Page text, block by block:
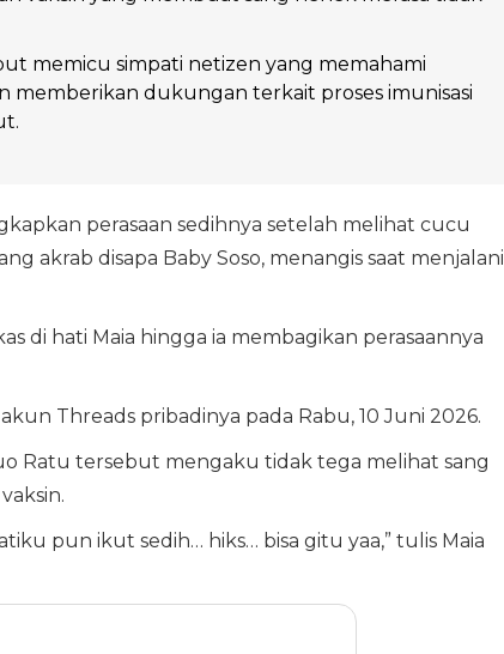
memicu simpati netizen yang memahami
memberikan dukungan terkait proses imunisasi
perasaan sedihnya setelah melihat cucu
akrab disapa Baby Soso, menangis saat menjalani
di hati Maia hingga ia membagikan perasaannya
Threads pribadinya pada Rabu, 10 Juni 2026.
Ratu tersebut mengaku tidak tega melihat sang
pun ikut sedih… hiks… bisa gitu yaa,” tulis Maia